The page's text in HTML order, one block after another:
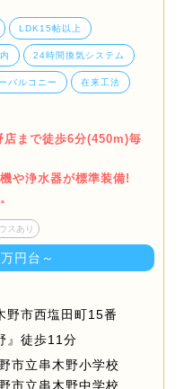
LDK15帖以上
24時間換気システム
バルコニー 在来工法
店まで徒歩6分(450m)毎
や浄水器が標準装備!
スあり
万円台～
野市西塩田町15番
』徒歩11分
市立串木野小学校
市立串木野中学校